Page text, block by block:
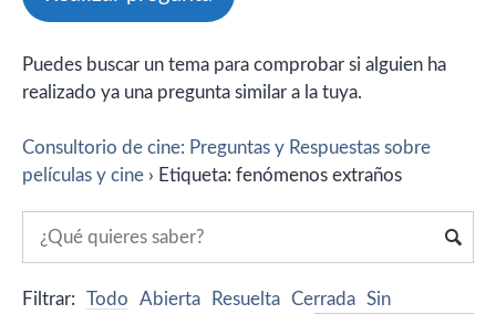
Puedes buscar un tema para comprobar si alguien ha
realizado ya una pregunta similar a la tuya.
Consultorio de cine: Preguntas y Respuestas sobre
películas y cine › Etiqueta: fenómenos extraños
Filtrar: Todo Abierta Resuelta Cerrada Sin